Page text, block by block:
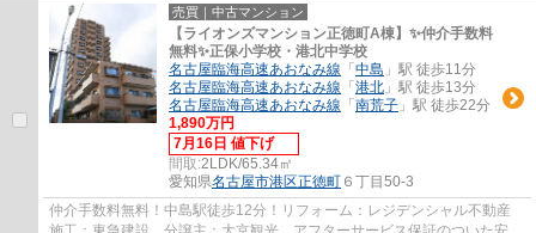
売買｜中古マンション
【ライオンズマンション正徳町A棟】✨️仲介手数料
無料✨️正保小学校・港北中学校
名古屋臨海高速あおなみ線 「 中島 」駅 徒歩11分
名古屋臨海高速あおなみ線 「 港北 」駅 徒歩13分
名古屋臨海高速あおなみ線 「 南荒子 」駅 徒歩22分
1,890万円
7月16日 値下げ
間取:2LDK/65.34㎡
愛知県名古屋市港区正徳町 ６丁目50-3
仲介手数料無料！中島駅徒歩12分！リフォーム：レジデンシャル不動産